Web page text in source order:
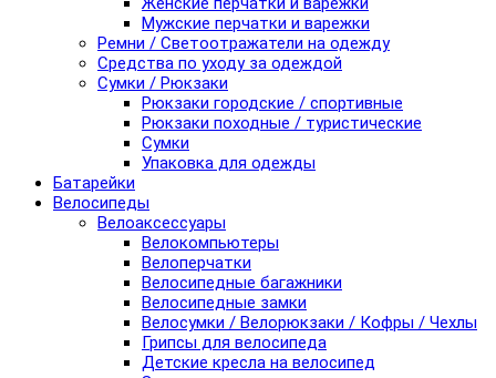
Мужские перчатки и варежки
Ремни / Светоотражатели на одежду
Средства по уходу за одеждой
Сумки / Рюкзаки
Рюкзаки городские / спортивные
Рюкзаки походные / туристические
Сумки
Упаковка для одежды
Батарейки
Велосипеды
Велоаксессуары
Велокомпьютеры
Велоперчатки
Велосипедные багажники
Велосипедные замки
Велосумки / Велорюкзаки / Кофры / Чехлы
Грипсы для велосипеда
Детские кресла на велосипед